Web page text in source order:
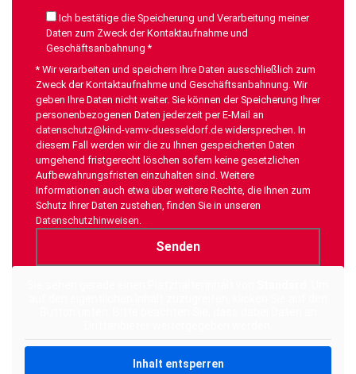
Ich bestätige die Speicherung und Verarbeitung meiner
Daten zum Zweck der Kontaktaufnahme und
Geschäftsanbahnung *
* Wir verarbeiten und speichern Ihre Daten ausschließlich zum
Zweck der Kontaktaufnahme und Geschäftsanbahnung. Wir
geben Ihre Daten nicht weiter. Sie können der Speicherung Ihrer
personenbezogenen Daten jederzeit per E-Mail an
datenschutz@kind-vamv-duesseldorf.de widersprechen. In
diesem Fall werden wir die zu Ihnen gespeicherten Daten
umgehend fristgerecht löschen sofern keine gesetzlichen
Aufbewahrungsfristen einzuhalten sind. Weitere
Informationen auch etwa über weitere Rechte, die Ihnen zum
Schutz Ihrer Daten zustehen, finden Sie in unseren
Datenschutzhinweisen.
Inhalt entsperren